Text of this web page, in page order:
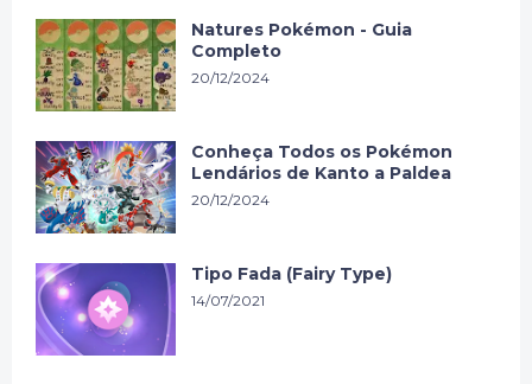
Natures Pokémon - Guia
Completo
20/12/2024
Conheça Todos os Pokémon
Lendários de Kanto a Paldea
20/12/2024
Tipo Fada (Fairy Type)
14/07/2021